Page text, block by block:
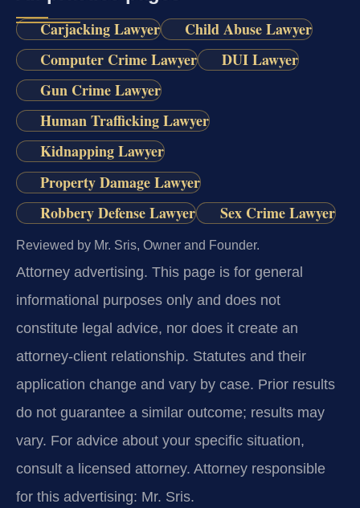
Carjacking Lawyer
Child Abuse Lawyer
Computer Crime Lawyer
DUI Lawyer
Gun Crime Lawyer
Human Trafficking Lawyer
Kidnapping Lawyer
Property Damage Lawyer
Robbery Defense Lawyer
Sex Crime Lawyer
Reviewed by Mr. Sris, Owner and Founder.
Attorney advertising. This page is for general
informational purposes only and does not
constitute legal advice, nor does it create an
attorney-client relationship. Statutes and their
application change and vary by case. Prior results
do not guarantee a similar outcome; results may
vary. For advice about your specific situation,
consult a licensed attorney. Attorney responsible
for this advertising: Mr. Sris.